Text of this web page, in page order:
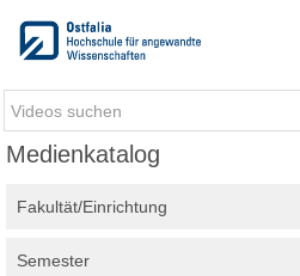
Medienkatalog
Fakultät/Einrichtung
Semester